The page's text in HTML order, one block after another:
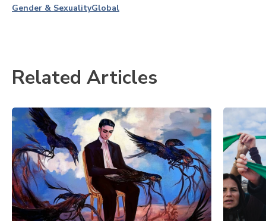
Gender & SexualityGlobal
Related Articles